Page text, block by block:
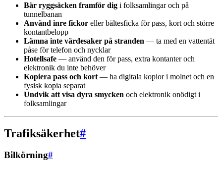
Bär ryggsäcken framför dig i folksamlingar och på
tunnelbanan
Använd inre fickor eller bältesficka för pass, kort och större
kontantbelopp
Lämna inte värdesaker på stranden — ta med en vattentät
påse för telefon och nycklar
Hotellsafe — använd den för pass, extra kontanter och
elektronik du inte behöver
Kopiera pass och kort — ha digitala kopior i molnet och en
fysisk kopia separat
Undvik att visa dyra smycken och elektronik onödigt i
folksamlingar
Trafiksäkerhet#
Bilkörning#